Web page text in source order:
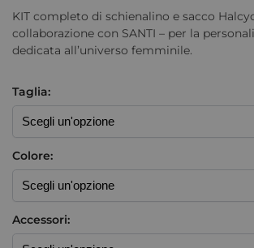
KIT completo di schienalino e sacco
collaborazione con SANTI – per la
dedicata all’universo femminile.
Taglia:
Colore:
Accessori: